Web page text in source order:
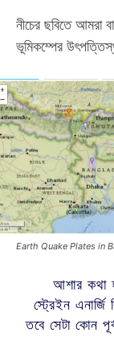
Free
Free /
Etiam est
Ut mollis
Nullam eu
Donec quis
নীচের ছবিতে আমরা
ভূমিকম্পের
Earth Quake Plates in
আশার কথা
স্ট্রেইন
তবে সেটা কোন